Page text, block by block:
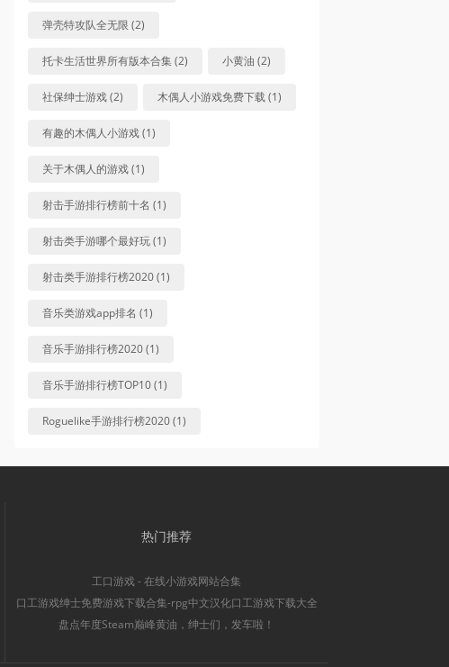
弹壳特攻队全无限 (2)
托卡生活世界所有版本合集 (2) 小黄油 (2)
社保绅士游戏 (2) 木偶人小游戏免费下载 (1)
有趣的木偶人小游戏 (1)
关于木偶人的游戏 (1)
射击手游排行榜前十名 (1)
射击类手游哪个最好玩 (1)
射击类手游排行榜2020 (1)
音乐类游戏app排名 (1)
音乐手游排行榜2020 (1)
音乐手游排行榜TOP10 (1)
Roguelike手游排行榜2020 (1)
热门推荐
工口游戏 - 在线小游戏网站合集
口工游戏绅士免费游戏下载合集-rpg中文汉化口工游戏下载大全
盘点年度Steam巅峰黄油，绅士们，发车啦！